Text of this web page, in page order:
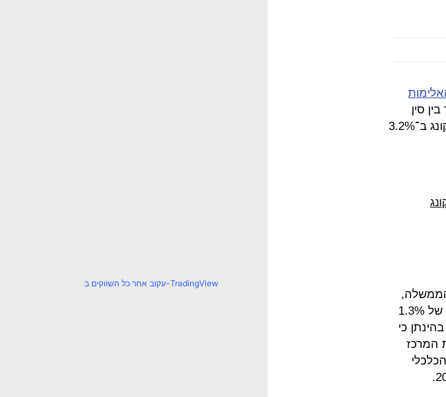
סין
לארה"ב. על כך דיווחה רשת BBC. ברבעון השלישי התכווצה כלכלת הונג קונג ב־3.2%
הממשלה,
שציינה גם את הפגיעה בסנטימנט המשקיעים. הצפי עתה הוא להתכווצות של 1.3%
שנעה בין קיפאון ל־1% צמיחה. בהינתן כי
המרכז
עקוב אחר כל השווקים ב-TradingView